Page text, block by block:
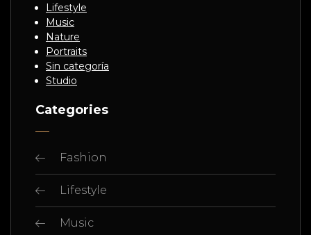
Lifestyle
Music
Nature
Portraits
Sin categoría
Studio
Categories
Fashion
Lifestyle
Music